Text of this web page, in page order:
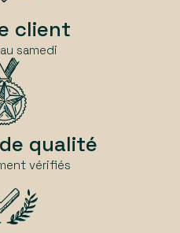
client
samedi
qualité
vérifiés